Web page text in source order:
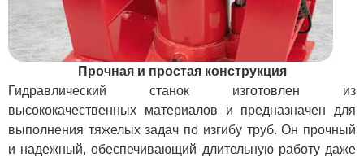
Прочная и простая конструкция
Гидравлический станок изготовлен из
высококачественных материалов и предназначен для
выполнения тяжелых задач по изгибу труб. Он прочный
и надежный, обеспечивающий длительную работу даже